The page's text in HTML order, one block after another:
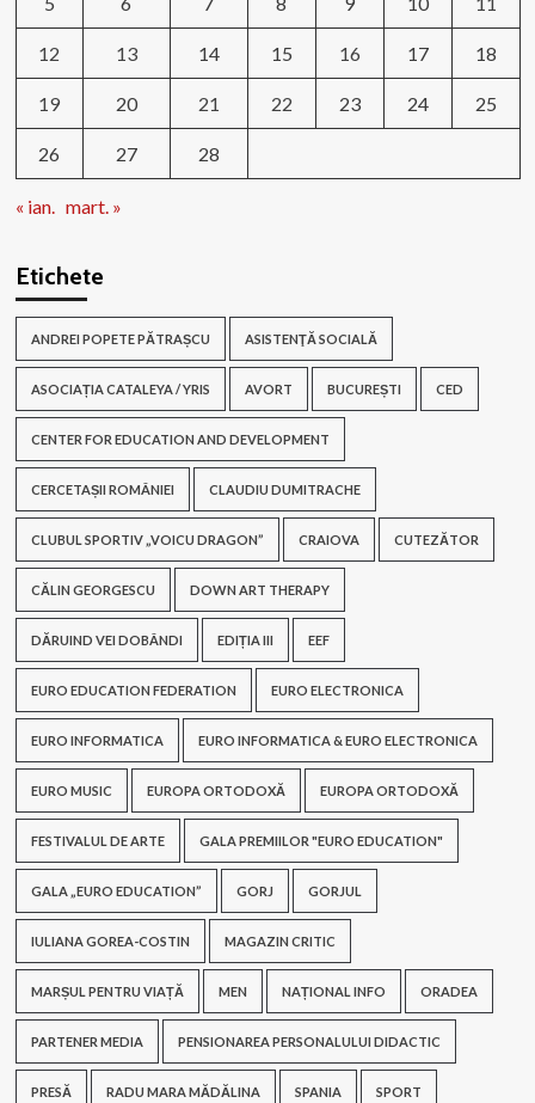
12 13 14 15 16 17 18
19 20 21 22 23 24 25
26 27 28
« ian. mart. »
Etichete
ANDREI POPETE PĂTRAȘCU ASISTENŢĂ SOCIALĂ
ASOCIAȚIA CATALEYA / YRIS AVORT BUCUREȘTI CED
CENTER FOR EDUCATION AND DEVELOPMENT
CERCETAȘII ROMÂNIEI CLAUDIU DUMITRACHE
CLUBUL SPORTIV „VOICU DRAGON” CRAIOVA CUTEZĂTOR
CĂLIN GEORGESCU DOWN ART THERAPY
DĂRUIND VEI DOBÂNDI EDIȚIA III EEF
EURO EDUCATION FEDERATION EURO ELECTRONICA
EURO INFORMATICA EURO INFORMATICA & EURO ELECTRONICA
EURO MUSIC EUROPA ORTODOXĂ EUROPA ORTODOXĂ
FESTIVALUL DE ARTE GALA PREMIILOR "EURO EDUCATION"
GALA „EURO EDUCATION” GORJ GORJUL
IULIANA GOREA-COSTIN MAGAZIN CRITIC
MARȘUL PENTRU VIAȚĂ MEN NAȚIONAL INFO ORADEA
PARTENER MEDIA PENSIONAREA PERSONALULUI DIDACTIC
PRESĂ RADU MARA MĂDĂLINA SPANIA SPORT